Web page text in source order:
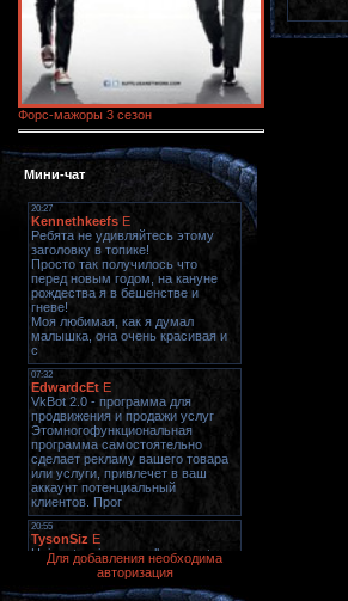
Форс-мажоры 3 сезон
Мини-чат
Для добавления необходима
авторизация